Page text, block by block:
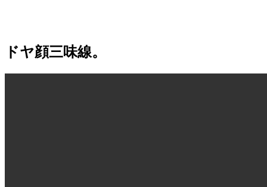
ドヤ顔三味線。